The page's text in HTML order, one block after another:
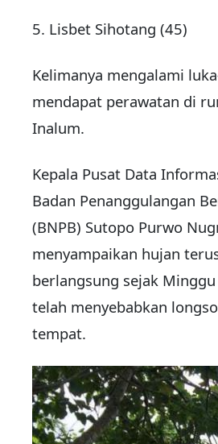
5. Lisbet Sihotang (45)
Kelimanya mengalami
mendapat perawatan di
Inalum.
Kepala Pusat Data
Badan Penanggulangan
(BNPB) Sutopo Purwo
menyampaikan hujan
berlangsung sejak
telah menyebabkan
tempat.